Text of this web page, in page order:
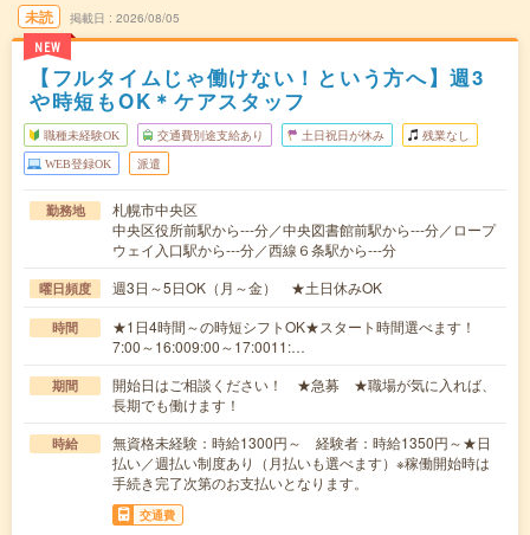
未読
NEW
掲載日 2026/08/05
【フルタイムじゃ働けない！という方へ】週3
や時短もOK＊ケアスタッフ
職種未経験OK 交通費別途支給あり 土日祝日が休み 残業なし
WEB登録OK 派遣
勤務地
札幌市中央区
中央区役所前駅から---分／中央図書館前駅から---分／ロープ
ウェイ入口駅から---分／西線６条駅から---分
曜日頻度 週3日～5日OK（月～金） ★土日休みOK
時間
★1日4時間～の時短シフトOK★スタート時間選べます！
7:00～16:009:00～17:0011:…
期間
開始日はご相談ください！ ★急募 ★職場が気に入れば、
長期でも働けます！
時給
無資格未経験：時給1300円～ 経験者：時給1350円～★日
払い／週払い制度あり（月払いも選べます）※稼働開始時は
手続き完了次第のお支払いとなります。
交通費